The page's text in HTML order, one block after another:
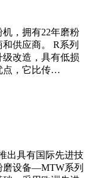
，拥有22年磨粉
供应商。 R系列
改造，具有低损
点，它比传…
出具有国际先进技
磨设备—MTW系列